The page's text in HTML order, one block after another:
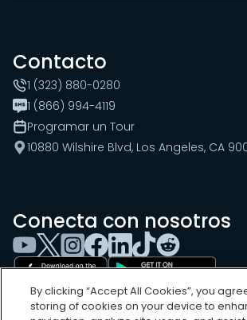
Contacto
1 (323) 880-0280
1 (866) 994-4119
Programar un Tour
10880 Wilshire Blvd, Los Angeles, CA
Conecta con nosotros
By clicking “Accept All Cookies”, you
storing of cookies on your device to